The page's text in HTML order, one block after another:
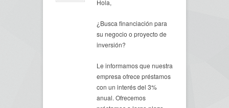
Hola,
¿Busca financiación para
su negocio o proyecto de
inversión?
Le informamos que nuestra
empresa ofrece préstamos
con un interés del 3%
anual. Ofrecemos